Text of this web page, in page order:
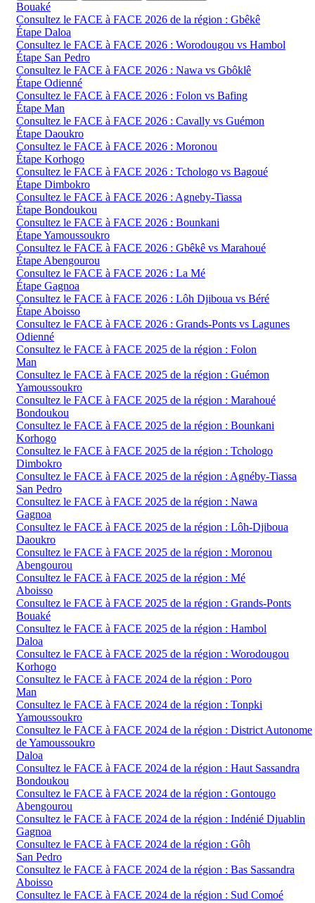
Bouaké
Consultez le FACE à FACE 2026 de la région : Gbêkê
Étape Daloa
Consultez le FACE à FACE 2026 : Worodougou vs Hambol
Étape San Pedro
Consultez le FACE à FACE 2026 : Nawa vs Gbôklê
Étape Odienné
Consultez le FACE à FACE 2026 : Folon vs Bafing
Étape Man
Consultez le FACE à FACE 2026 : Cavally vs Guémon
Étape Daoukro
Consultez le FACE à FACE 2026 : Moronou
Étape Korhogo
Consultez le FACE à FACE 2026 : Tchologo vs Bagoué
Étape Dimbokro
Consultez le FACE à FACE 2026 : Agneby-Tiassa
Étape Bondoukou
Consultez le FACE à FACE 2026 : Bounkani
Étape Yamoussoukro
Consultez le FACE à FACE 2026 : Gbêkê vs Marahoué
Étape Abengourou
Consultez le FACE à FACE 2026 : La Mé
Étape Gagnoa
Consultez le FACE à FACE 2026 : Lôh Djiboua vs Béré
Étape Aboisso
Consultez le FACE à FACE 2026 : Grands-Ponts vs Lagunes
Odienné
Consultez le FACE à FACE 2025 de la région : Folon
Man
Consultez le FACE à FACE 2025 de la région : Guémon
Yamoussoukro
Consultez le FACE à FACE 2025 de la région : Marahoué
Bondoukou
Consultez le FACE à FACE 2025 de la région : Bounkani
Korhogo
Consultez le FACE à FACE 2025 de la région : Tchologo
Dimbokro
Consultez le FACE à FACE 2025 de la région : Agnéby-Tiassa
San Pedro
Consultez le FACE à FACE 2025 de la région : Nawa
Gagnoa
Consultez le FACE à FACE 2025 de la région : Lôh-Djiboua
Daoukro
Consultez le FACE à FACE 2025 de la région : Moronou
Abengourou
Consultez le FACE à FACE 2025 de la région : Mé
Aboisso
Consultez le FACE à FACE 2025 de la région : Grands-Ponts
Bouaké
Consultez le FACE à FACE 2025 de la région : Hambol
Daloa
Consultez le FACE à FACE 2025 de la région : Worodougou
Korhogo
Consultez le FACE à FACE 2024 de la région : Poro
Man
Consultez le FACE à FACE 2024 de la région : Tonpki
Yamoussoukro
Consultez le FACE à FACE 2024 de la région : District Autonome
de Yamoussoukro
Daloa
Consultez le FACE à FACE 2024 de la région : Haut Sassandra
Bondoukou
Consultez le FACE à FACE 2024 de la région : Gontougo
Abengourou
Consultez le FACE à FACE 2024 de la région : Indénié Djuablin
Gagnoa
Consultez le FACE à FACE 2024 de la région : Gôh
San Pedro
Consultez le FACE à FACE 2024 de la région : Bas Sassandra
Aboisso
Consultez le FACE à FACE 2024 de la région : Sud Comoé